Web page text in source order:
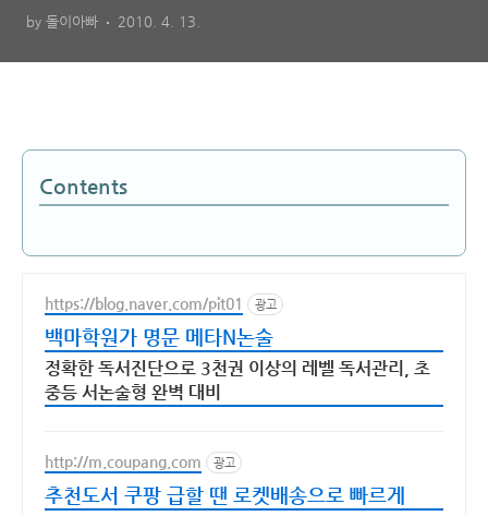
by 돌이아빠 2010. 4. 13.
Contents
https://blog.naver.com/pit01 광고
백마학원가 명문 메타N논술
정확한 독서진단으로 3천권 이상의 레벨 독서관리, 초
중등 서논술형 완벽 대비
http://m.coupang.com 광고
추천도서 쿠팡 급할 땐 로켓배송으로 빠르게